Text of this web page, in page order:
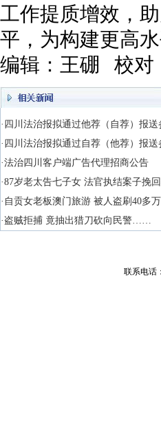
工作提质增效，
平，为构建更高
编辑：王硼 校对
·四川法治报拟通过他荐（自荐）报
·四川法治报拟通过自荐（他荐）报
·法治四川客户端广告代理招商公告
·87岁老太告七子女 法官执结案子挽
·自贡女老板澳门旅游 被人盗刷40多
·盗贼拒捕 竟抽出猎刀砍向民警……
联系电话